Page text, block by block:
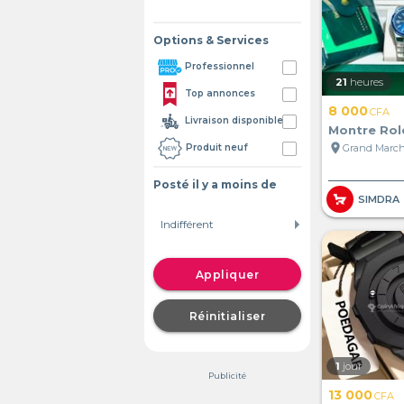
Options & Services
Professionnel
Top annonces
Livraison disponible
Produit neuf
Posté il y a moins de
Appliquer
Réinitialiser
Publicité
21 heures
8 000CFA
Montre
location_on
SIMDRA
1 jour
13 000CFA